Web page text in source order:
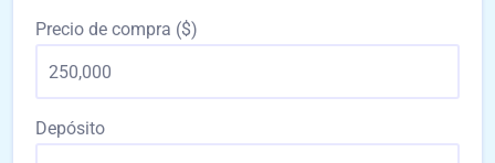
Precio de compra ($)
Depósito